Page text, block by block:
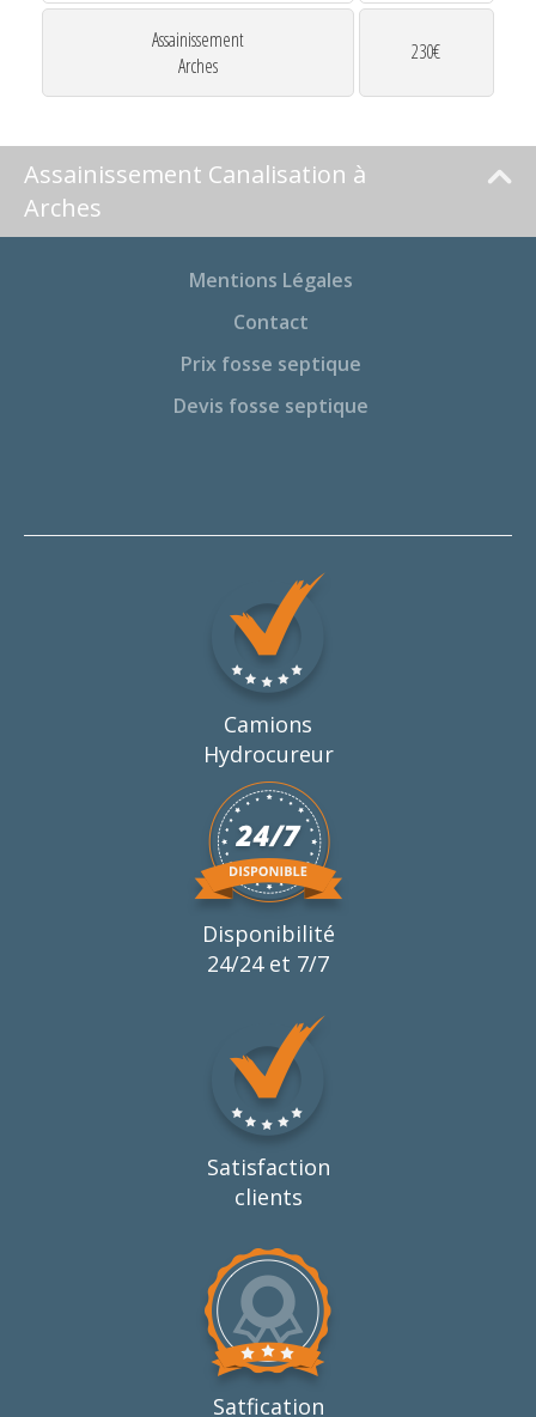
Assainissement
Arches
230€
Assainissement Canalisation à
Arches
Mentions Légales
Contact
Prix fosse septique
Devis fosse septique
Camions
Hydrocureur
Disponibilité
24/24 et 7/7
Satisfaction
clients
Satfication